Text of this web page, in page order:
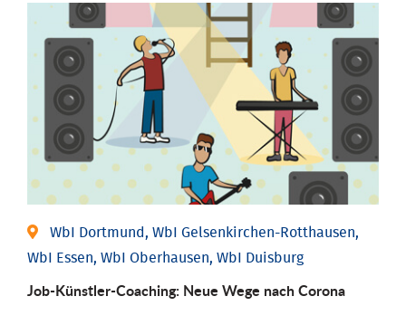
WbI Dortmund, WbI Gelsenkirchen-Rotthausen,
WbI Essen, WbI Oberhausen, WbI Duisburg
Job-Künstler-Coaching: Neue Wege nach Corona